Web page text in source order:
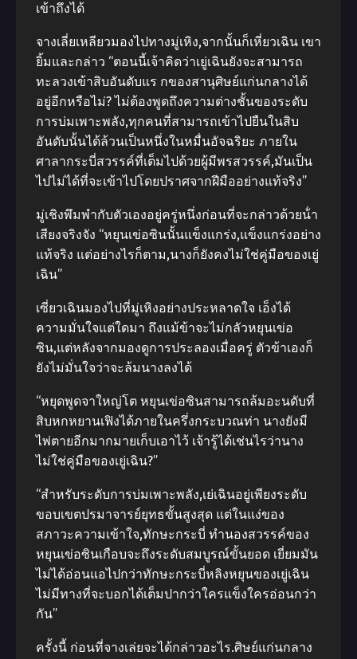
เข้าถึงได้
จางเลี่ยเหลียวมองไปทางมู่เหิง,จากนั้นก็เหี่ยวเฉิน เขา
ยิ้มและกล่าว “ตอนนี้เจ้าคิดว่าเยู่เฉินยังจะสามารถ
ทะลวงเข้าสิบอันดับแร กของสานุศิษย์แก่นกลางได้
อยู่อีกหรือไม่? ไม่ต้องพูดถึงความต่างชั้นของระดับ
การบ่มเพาะพลัง,ทุกคนที่สามารถเข้าไปยืนในสิบ
อันดับนั้นได้ล้วนเป็นหนึ่งในหมื่นอัจฉริยะ ภายใน
ศาลากระบี่สวรรค์ที่เต็มไปด้วยผู้มีพรสวรรค์,มันเป็น
ไปไม่ได้ที่จะเข้าไปโดยปราศจากฝีมืออย่างแท้จริง”
มู่เชิงพึมพํากับตัวเองอยู่ครู่หนึ่งก่อนที่จะกล่าวด้วยน้ํา
เสียงจริงจัง “หยุนเข่อซินนั้นแข็งแกร่ง,แข็งแกร่งอย่าง
แท้จริง แต่อย่างไรก็ตาม,นางก็ยังคงไม่ใช่คู่มือของเยู่
เฉิน”
เซี่ยวเฉินมองไปที่มู่เหิงอย่างประหลาดใจ เอ็งได้
ความมั่นใจแต่ใดมา ถึงแม้ข้าจะไม่กลัวหยุนเข่อ
ซิน,แต่หลังจากมองดูการประลองเมื่อครู่ ตัวข้าเองก็
ยังไม่มั่นใจว่าจะล้มนางลงได้
“หยุดพูดจาใหญ่โต หยุนเข่อซินสามารถล้มอะนดับที่
สิบหกหยานเฟิงได้ภายในครึ่งกระบวณท่า นางยังมี
ไพ่ตายอีกมากมายเก็บเอาไว้ เจ้ารู้ได้เช่นไรว่านาง
ไม่ใช่คู่มือของเยู่เฉิน?”
“สําหรับระดับการบ่มเพาะพลัง,เย่เฉินอยู่เพียงระดับ
ขอบเขตปรมาจารย์ยุทธขั้นสูงสุด แต่ในแง่ของ
สภาวะความเข้าใจ,ทักษะกระบี่ ทํานองสวรรค์ของ
หยุนเข่อซินเกือบจะถึงระดับสมบูรณ์ขั้นยอด เยี่ยมมัน
ไม่ได้อ่อนแอไปกว่าทักษะกระบี่หลิงหยุนของเยู่เฉิน
ไม่มีทางที่จะบอกได้เต็มปากว่าใครแข็งใครอ่อนกว่า
กัน”
ครั้งนี้ ก่อนที่จางเล่ยจะได้กล่าวอะไร.ศิษย์แก่นกลาง